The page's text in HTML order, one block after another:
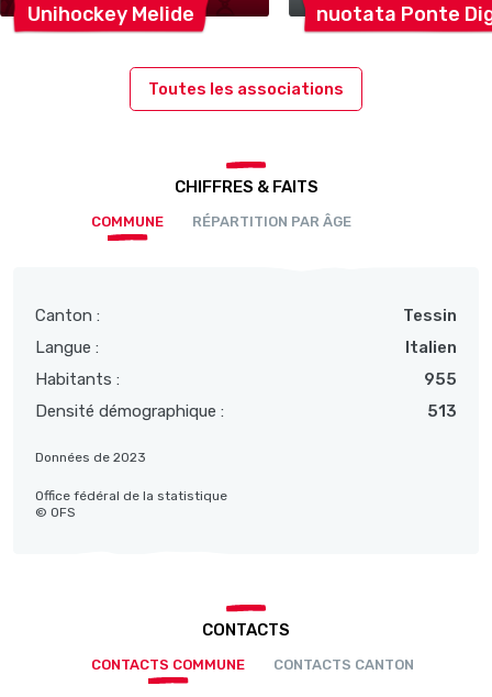
Unihockey Melide
nuotata Ponte
Toutes les associations
CHIFFRES & FAITS
COMMUNE RÉPARTITION PAR ÂGE
Canton :
Tessin
Langue :
Italien
Habitants :
955
Densité démographique :
513
Données de 2023
Office fédéral de la statistique
© OFS
CONTACTS
CONTACTS COMMUNE CONTACTS CANTON